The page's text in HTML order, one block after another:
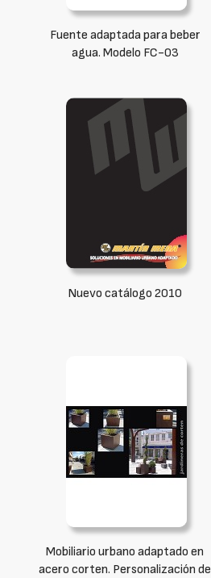
Fuente adaptada para beber
agua. Modelo FC-03
Nuevo catálogo 2010
Mobiliario urbano adaptado en
acero corten. Personalización de